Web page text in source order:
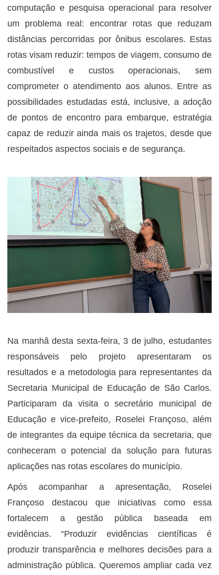
computação e pesquisa operacional para resolver
um problema real: encontrar rotas que reduzam
distâncias percorridas por ônibus escolares. Estas
rotas visam reduzir: tempos de viagem, consumo de
combustível e custos operacionais, sem
comprometer o atendimento aos alunos. Entre as
possibilidades estudadas está, inclusive, a adoção
de pontos de encontro para embarque, estratégia
capaz de reduzir ainda mais os trajetos, desde que
respeitados aspectos sociais e de segurança.
Na manhã desta sexta-feira, 3 de julho, estudantes
responsáveis pelo projeto apresentaram os
resultados e a metodologia para representantes da
Secretaria Municipal de Educação de São Carlos.
Participaram da visita o secretário municipal de
Educação e vice-prefeito, Roselei Françoso, além
de integrantes da equipe técnica da secretaria, que
conheceram o potencial da solução para futuras
aplicações nas rotas escolares do município.
Após acompanhar a apresentação, Roselei
Françoso destacou que iniciativas como essa
fortalecem a gestão pública baseada em
evidências. “Produzir evidências científicas é
produzir transparência e melhores decisões para a
administração pública. Queremos ampliar cada vez